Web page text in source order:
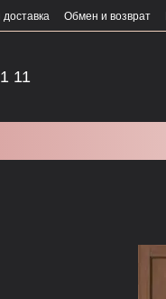
контентуОбмен и возврат
11